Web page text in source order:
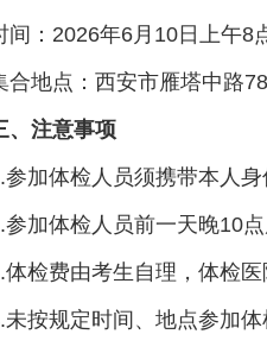
间：2026年6月10日上午8
合地点：西安市雁塔中路
、注意事项
参加体检人员须携带本人
参加体检人员前一天晚10
体检费由考生自理，体检医
未按规定时间、地点参加